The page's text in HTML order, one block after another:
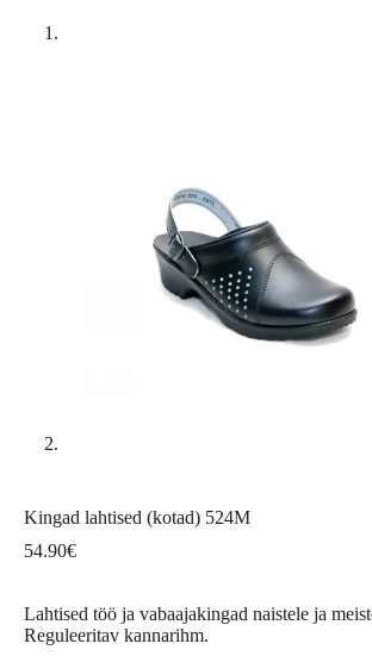
Kingad lahtised (kotad) 524M
54.90€
Lahtised töö ja vabaajakingad naistele ja
Reguleeritav kannarihm.